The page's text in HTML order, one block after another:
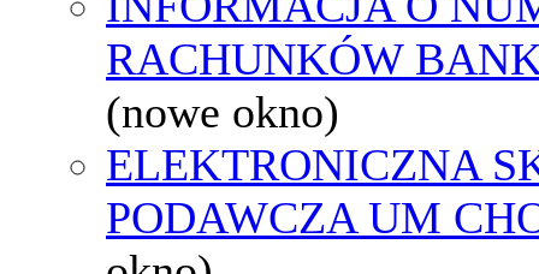
RACHUNKÓW
(nowe okno)
ELEKTRONICZNA
PODAWCZA UM